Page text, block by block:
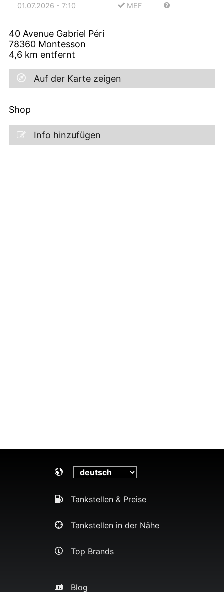
01.07.2026 - 7:10 MEF
40 Avenue Gabriel Péri
78360 Montesson
4,6 km entfernt
Auf der Karte zeigen
Shop
Info hinzufügen
Tankstellen & Preise
Tankstellen in der Nähe
Top Brands
Blog